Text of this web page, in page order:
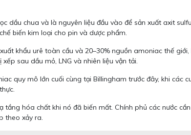
dầu chua và là nguyên liệu đầu vào để sản xuất axit
biến kim loại cho pin và dược phẩm.
khẩu urê toàn cầu và 20–30% nguồn amoniac thế
sau dầu mỏ, LNG và nhiên liệu vận tải.
quy mô lớn cuối cùng tại Billingham trước đây, khi các
hóa chất khi nó đã biến mất. Chính phủ các nước
theo xảy ra.